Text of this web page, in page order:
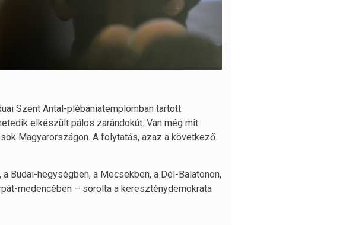
Szent Antal-plébániatemplomban tartott
elkészült pálos zarándokút. Van még mit
Magyarországon. A folytatás, azaz a következő
Budai-hegységben, a Mecsekben, a Dél-Balatonon,
medencében – sorolta a kereszténydemokrata